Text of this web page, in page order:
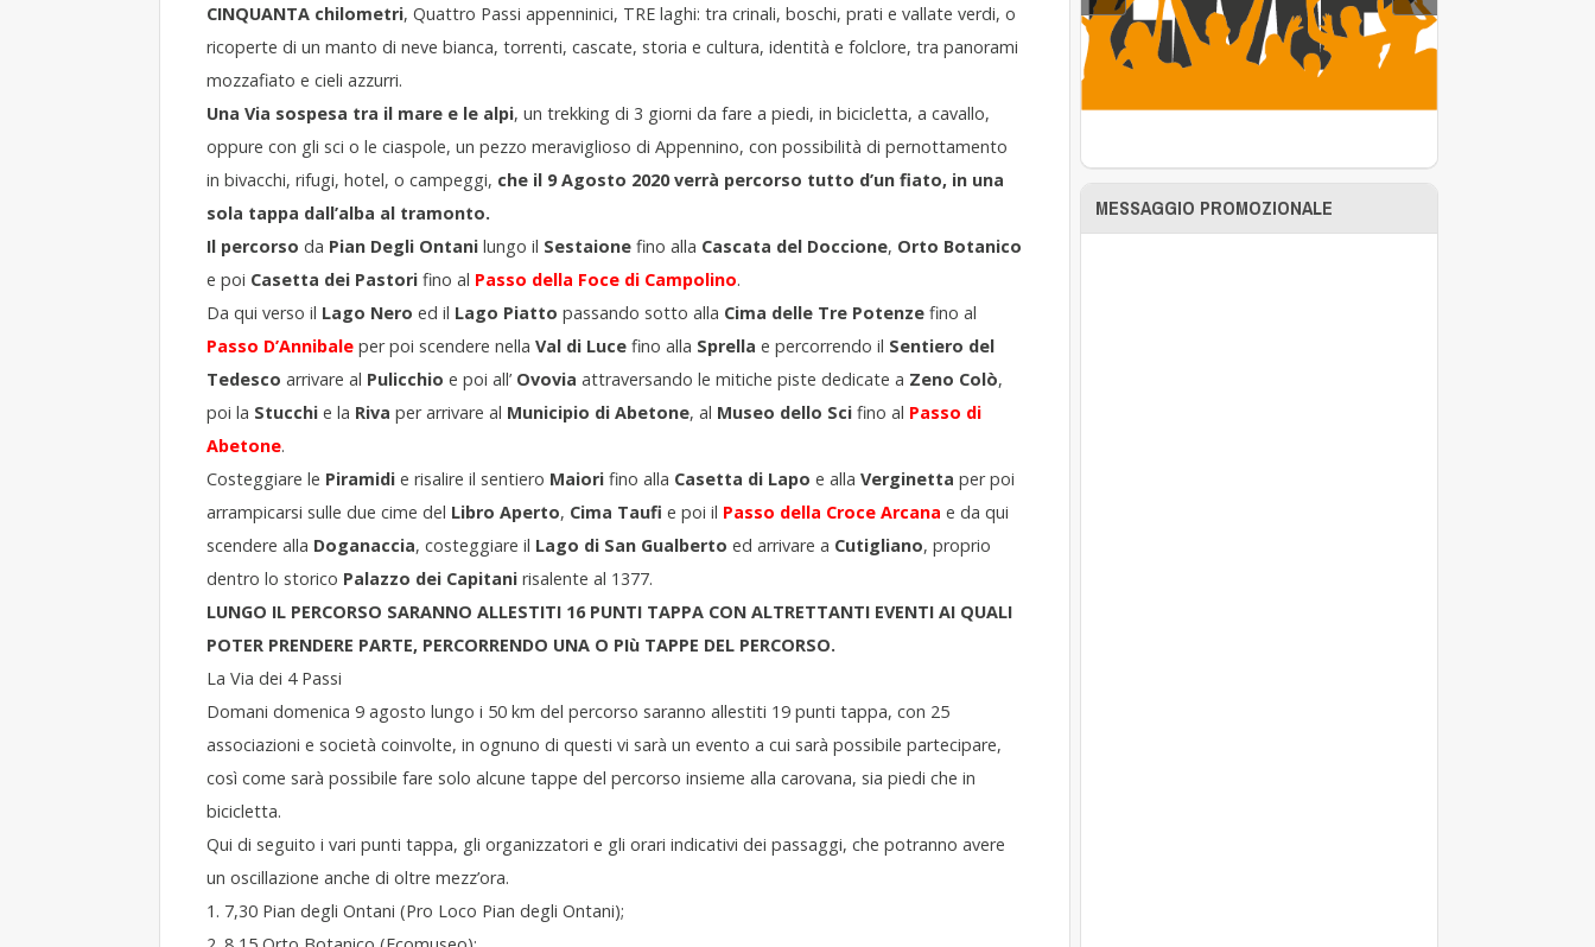
CINQUANTA chilometri, Quattro Passi appenninici, TRE laghi: tra crinali, boschi, prati e vallate verdi, o
ricoperte di un manto di neve bianca, torrenti, cascate, storia e cultura, identità e folclore, tra panorami
mozzafiato e cieli azzurri.
Una Via sospesa tra il mare e le alpi, un trekking di 3 giorni da fare a piedi, in bicicletta, a cavallo,
oppure con gli sci o le ciaspole, un pezzo meraviglioso di Appennino, con possibilità di pernottamento
in bivacchi, rifugi, hotel, o campeggi, che il 9 Agosto 2020 verrà percorso tutto d’un fiato, in una
sola tappa dall’alba al tramonto.
Il percorso da Pian Degli Ontanilungo il Sestaionefino alla Cascata del Doccione, Orto Botanico
e poi Casetta dei Pastorifino al Passo della Foce di Campolino.
Da qui verso il Lago Nero ed il Lago Piatto passando sotto alla Cima delle Tre Potenzefino al
Passo D’Annibaleper poi scendere nella Val di Lucefino alla Sprella e percorrendo il Sentiero del
Tedesco arrivare al Pulicchio e poi all’ Ovovia attraversando le mitiche piste dedicate a Zeno Colò,
poi la Stucchie la Riva per arrivare al Municipio di Abetone, al Museo dello Scifino al Passo di
Abetone.
Costeggiare le Piramidie risalire il sentiero Maiorifino alla Casetta di Lapo e alla Verginetta per poi
arrampicarsi sulle due cime del Libro Aperto, Cima Taufi e poi il Passo della Croce Arcana e da qui
scendere alla Doganaccia, costeggiare il Lago di San Gualberto ed arrivare a Cutigliano, proprio
dentro lo storico Palazzo dei Capitanirisalente al 1377.
LUNGO IL PERCORSO SARANNO ALLESTITI 16 PUNTI TAPPA CON ALTRETTANTI EVENTI AI QUALI
POTER PRENDERE PARTE, PERCORRENDO UNA O PIù TAPPE DEL PERCORSO.
La Via dei 4 Passi
Domani domenica 9 agosto lungo i 50 km del percorso saranno allestiti 19 punti tappa, con 25
associazioni e società coinvolte, in ognuno di questi vi sarà un evento a cui sarà possibile partecipare,
così come sarà possibile fare solo alcune tappe del percorso insieme alla carovana, sia piedi che in
bicicletta.
Qui di seguito i vari punti tappa, gli organizzatori e gli orari indicativi dei passaggi, che potranno avere
un oscillazione anche di oltre mezz’ora.
1. 7,30 Pian degli Ontani (Pro Loco Pian degli Ontani);
MESSAGGIO PROMOZIONALE